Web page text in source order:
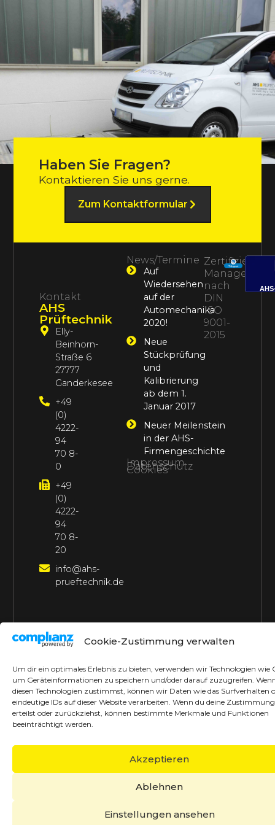
Cookie-Zustimmung verwalten
Um dir ein optimales Erlebnis zu bieten, verwenden wir Technologien wie
um Geräteinformationen zu speichern und/oder darauf zuzugreifen.
diesen Technologien zustimmst, können wir Daten wie das Surfverhalten
eindeutige IDs auf dieser Website verarbeiten. Wenn du deine
erteilst oder zurückziehst, können bestimmte Merkmale und Funktionen
beeinträchtigt werden.
Akzeptieren
Ablehnen
Einstellungen ansehen
Haben Sie Fragen?
Kontaktieren Sie uns gerne.
Zum Kontaktformular
News/Termine
Auf
Wiedersehen
auf der
Automechanika
2020!
Neue
Stückprüfung
und
Kalibrierung
ab dem 1.
Januar 2017
Neuer Meilenstein
in der AHS-
Firmengeschichte
Impressum
Datenschutz
Cookies
Kontakt
AHS
Prüftechnik
Elly-
Beinhorn-
Straße 6
27777
Ganderkesee
+49
(0)
4222-
94
70 8-
0
+49
(0)
4222-
94
70 8-
20
info@ahs-
prueftechnik.de
Zertifiziertes
nach
DIN
ISO
9001-
2015
©2026 AHS PrüftechnikAlle Rechte vorbehalten